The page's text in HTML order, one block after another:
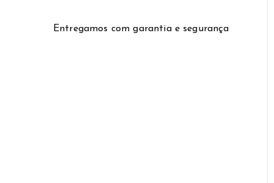
Entregamos com garantia e segurança